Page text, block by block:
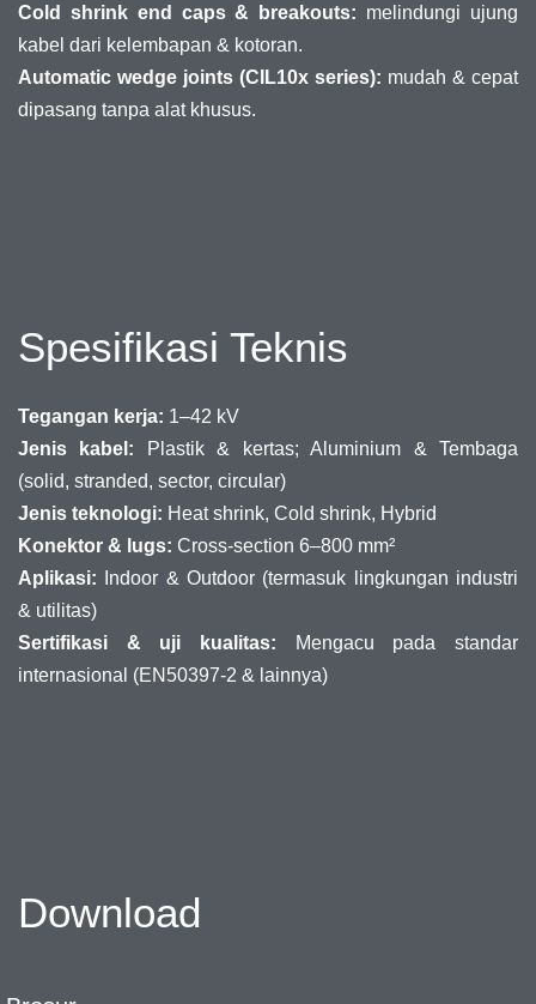
Cold shrink end caps & breakouts: melindungi ujung
kabel dari kelembapan & kotoran.
Automatic wedge joints (CIL10x series): mudah & cepat
dipasang tanpa alat khusus.
Spesifikasi Teknis
Tegangan kerja: 1–42 kV
Jenis kabel: Plastik & kertas; Aluminium & Tembaga
(solid, stranded, sector, circular)
Jenis teknologi: Heat shrink, Cold shrink, Hybrid
Konektor & lugs: Cross-section 6–800 mm²
Aplikasi: Indoor & Outdoor (termasuk lingkungan industri
& utilitas)
Sertifikasi & uji kualitas: Mengacu pada standar
internasional (EN50397-2 & lainnya)
Download